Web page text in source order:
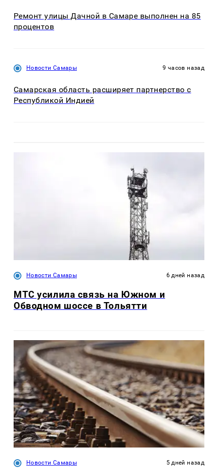
Ремонт улицы Дачной в Самаре выполнен на 85
процентов
Новости Самары 9 часов назад
Самарская область расширяет партнерство с
Республикой Индией
Новости Самары 6 дней назад
МТС усилила связь на Южном и
Обводном шоссе в Тольятти
Новости Самары 5 дней назад